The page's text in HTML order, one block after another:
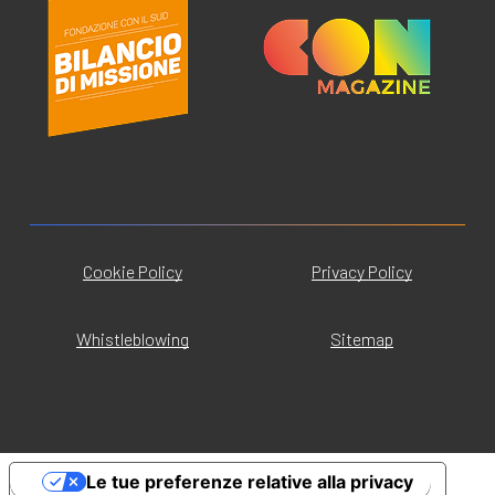
Cookie Policy Privacy Policy
Whistleblowing Sitemap
Le tue preferenze relative alla privacy